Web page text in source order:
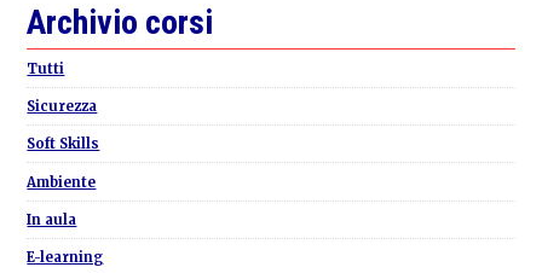
Primary
Sidebar
Archivio corsi
Tutti
Sicurezza
Soft Skills
Ambiente
In aula
E-learning